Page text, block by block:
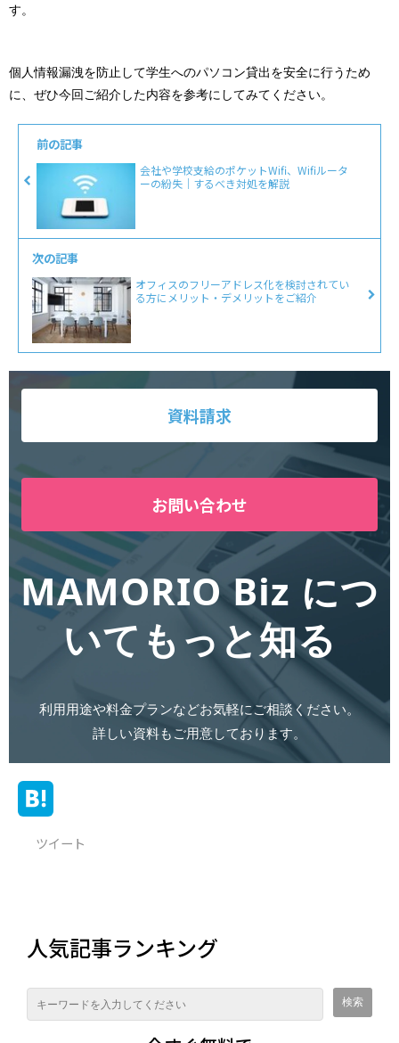
す。
個人情報漏洩を防止して学生へのパソコン貸出を安全に行うため
に、ぜひ今回ご紹介した内容を参考にしてみてください。
前の記事
会社や学校支給のポケットWifi、Wifiルータ
ーの紛失｜するべき対処を解説
次の記事
オフィスのフリーアドレス化を検討されてい
る方にメリット・デメリットをご紹介
資料請求
お問い合わせ
MAMORIO Biz につ
いてもっと知る
利用用途や料金プランなどお気軽にご相談ください。
詳しい資料もご用意しております。
ツイート
人気記事ランキング